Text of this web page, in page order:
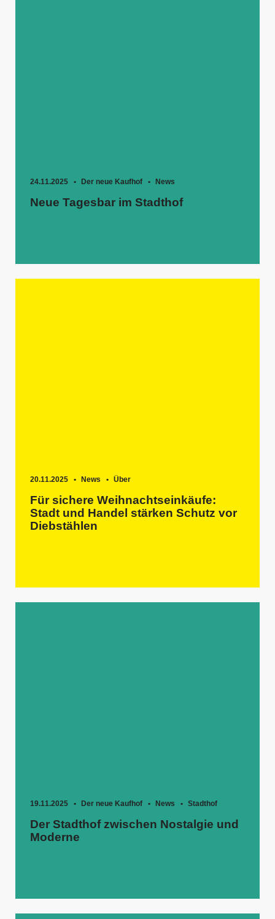
24.11.2025 Der neue Kaufhof News
Neue Tagesbar im Stadthof
20.11.2025 News Über
Für sichere Weihnachtseinkäufe:
Stadt und Handel stärken Schutz vor
Diebstählen
19.11.2025 Der neue Kaufhof News Stadthof
Der Stadthof zwischen Nostalgie und
Moderne